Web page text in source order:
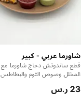
شاورما عربي - كبير
قطع ساندوتش دجاج شاورما مع
المخلل وصوص الثوم والبطاطس
23 ر.س